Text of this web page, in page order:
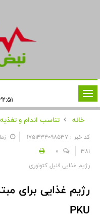
تغییر
وضعیت
ناوبری
خانه
تناسب اندام و تغذیه
کد خبر : 1751434098537
زمان:
381
0
رژیم غذایی فنیل کتونوری
رژیم غذایی برای
PKU